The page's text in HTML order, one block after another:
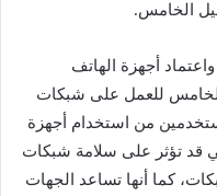
الخامس.
أجهزة الهاتف
للعمل على شبكات
من استخدام أجهزة
قد تؤثر على سلامة شبكات
كما أنها تساعد الجهات